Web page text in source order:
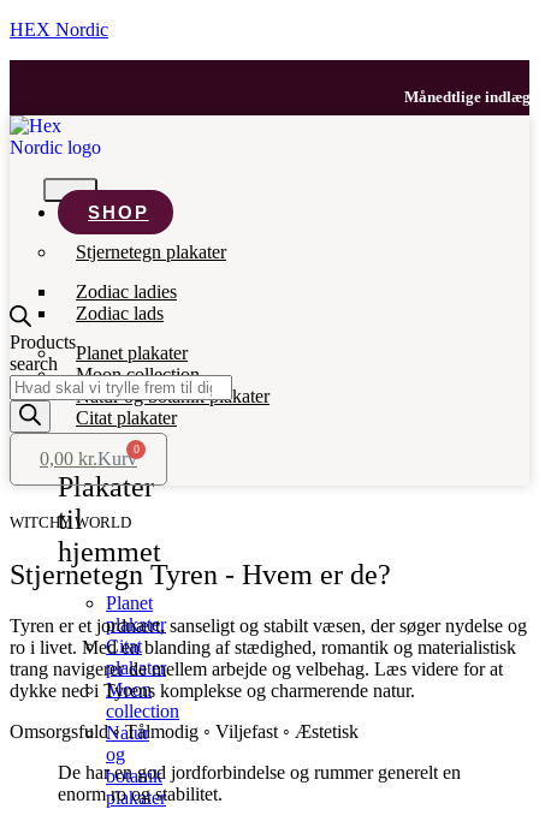
HEX Nordic
Månedtlige indlæg
SHOP
Stjernetegn plakater
Zodiac ladies
Zodiac lads
Planet plakater
Moon collection
Natur og botanik plakater
Citat plakater
Plakater
til
hjemmet
Planet
plakater
Citat
plakater
Moon
collection
Natur
og
botanik
plakater
Products
search
0,00 kr. 0
Kurv
WITCHY WORLD
Stjernetegn Tyren - Hvem er de?
Tyren er et jordnært, sanseligt og stabilt væsen, der søger nydelse og
ro i livet. Med en blanding af stædighed, romantik og materialistisk
trang navigerer de mellem arbejde og velbehag. Læs videre for at
dykke ned i Tyrens komplekse og charmerende natur.
Omsorgsfuld ◦ Tålmodig ◦ Viljefast ◦ Æstetisk
De har en god jordforbindelse og rummer generelt en
enorm ro og stabilitet.